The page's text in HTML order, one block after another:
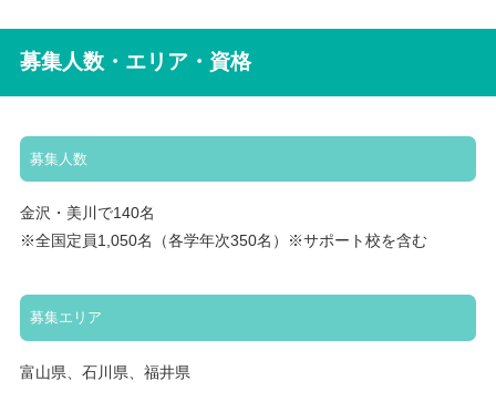
募集人数・エリア・資格
募集人数
金沢・美川で140名
※全国定員1,050名（各学年次350名）※サポート校を含む
募集エリア
富山県、石川県、福井県